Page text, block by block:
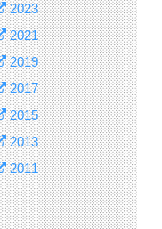
2023
2021
2019
2017
2015
2013
2011